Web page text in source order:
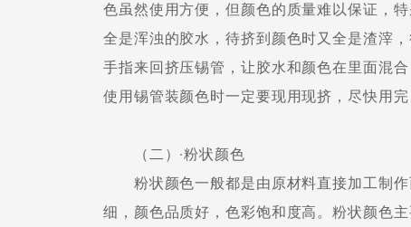
色虽然使用方便，但颜色的质量难以保证，
全是浑浊的胶水，待挤到颜色时又全是渣滓
手指来回挤压锡管，让胶水和颜色在里面混
使用锡管装颜色时一定要现用现挤，尽快用
（二）·粉状颜色
粉状颜色一般都是由原材料直接加工制作
细，颜色品质好，色彩饱和度高。粉状颜色